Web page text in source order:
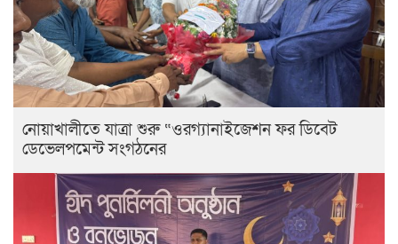
নোয়াখালীতে যাত্রা শুরু “ওরগ্যানাইজেশন ফর ডিবেট
ডেভেলপমেন্ট সংগঠনের